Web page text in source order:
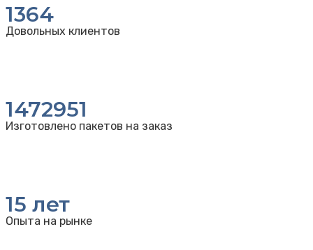
1364
Довольных клиентов
1472951
Изготовлено пакетов на заказ
15 лет
Опыта на рынке